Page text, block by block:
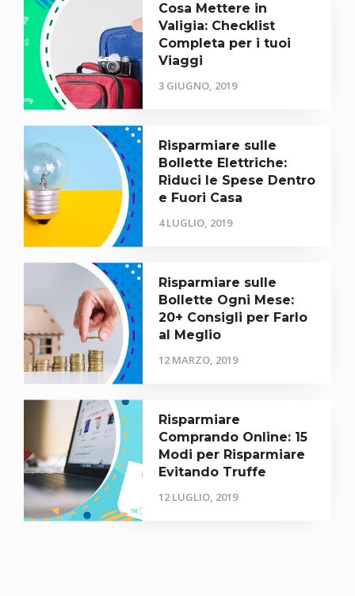
Cosa Mettere in
Valigia: Checklist
Completa per i tuoi
Viaggi
3 GIUGNO, 2019
Risparmiare sulle
Bollette Elettriche:
Riduci le Spese Dentro
e Fuori Casa
4 LUGLIO, 2019
Risparmiare sulle
Bollette Ogni Mese:
20+ Consigli per Farlo
al Meglio
12 MARZO, 2019
Risparmiare
Comprando Online: 15
Modi per Risparmiare
Evitando Truffe
12 LUGLIO, 2019